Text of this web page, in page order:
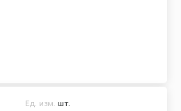
Ед. изм. шт.